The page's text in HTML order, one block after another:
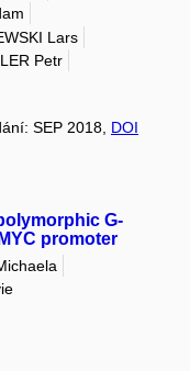
Lars
Petr
SEP 2018, DOI
G-
promoter